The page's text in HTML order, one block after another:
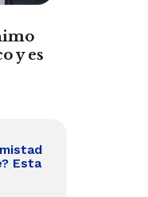
y es
Esta